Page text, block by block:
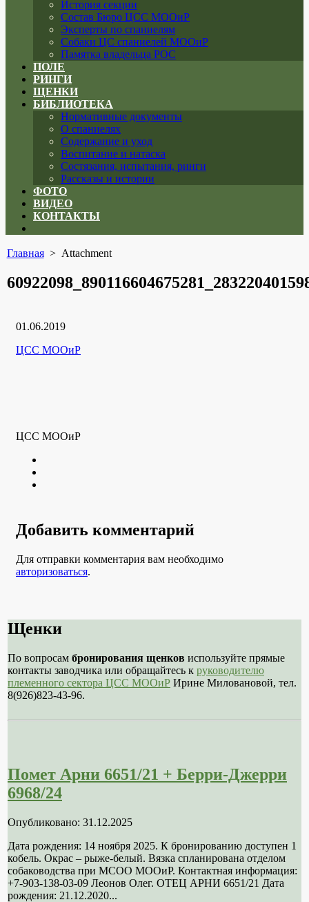
История секции
Состав Бюро ЦСС МООиР
Эксперты по спаниелям
Собаки ЦС спаниелей МООиР
Памятка владельца РОС
ПОЛЕ
РИНГИ
ЩЕНКИ
БИБЛИОТЕКА
Нормативные документы
О спаниелях
Содержание и уход
Воспитание и натаска
Состязания, испытания, ринги
Рассказы и истории
ФОТО
ВИДЕО
КОНТАКТЫ
menu
Главная> Attachment
Дата
01.06.2019
Рубрики
Автор
ЦСС МООиР
ЦСС МООиР
Добавить комментарий
Для отправки комментария вам необходимо
авторизоваться.
Щенки
По вопросам бронирования щенков используйте прямые
контакты заводчика или обращайтесь к руководителю
племенного сектора ЦСС МООиР Ирине Миловановой, тел.
8(926)823-43-96.
Помет Арни 6651/21 + Берри-Джерри
6968/24
Опубликовано: 31.12.2025
Дата рождения: 14 ноября 2025. К бронированию доступен 1
кобель. Окрас – рыже-белый. Вязка спланирована отделом
собаководства при МСОО МООиР. Контактная информация:
+7-903-138-03-09 Леонов Олег. ОТЕЦ АРНИ 6651/21 Дата
рождения: 21.12.2020...